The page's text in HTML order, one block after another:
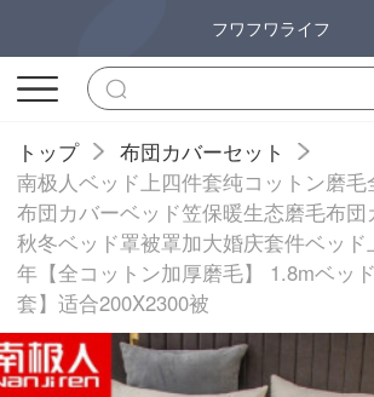
フワフワライフ
トップ
布団カバーセット
南极人ベッド上四件套纯コットン磨
布団カバーベッド笠保暖生态磨毛布
秋冬ベッド罩被罩加大婚庆套件ベッ
年【全コットン加厚磨毛】 1.8mベッ
套】适合200X2300被